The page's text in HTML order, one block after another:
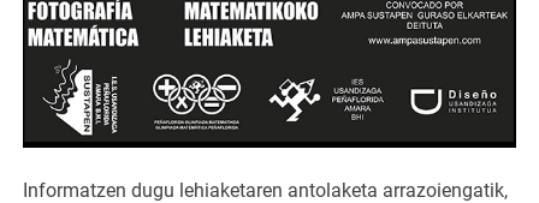
Informatzen dugu lehiaketaren antolaketa arrazoiengatik,